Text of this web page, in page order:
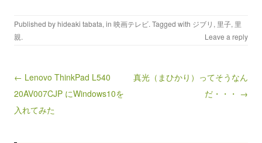
Published by hideaki tabata, in 映画テレビ. Tagged with ジブリ , 里子, 里
親. Leave a reply
Post navigation
← Lenovo ThinkPad L540
20AV007CJP にWindows10を
入れてみた
真光（まひかり）ってそうなん
だ・・・ →